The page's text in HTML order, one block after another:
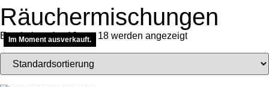
Räuchermischungen
Ergebnisse 1 – 16 von 18 werden angezeigt
Im Moment ausverkauft.
Im Moment ausverkauft.